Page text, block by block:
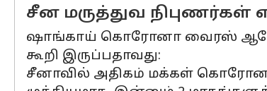
சீன மருத்துவ நிபுணர்கள்
ஷாங்காய் கொரோனா வைரஸ்
கூறி இருப்பதாவது:
சீனாவில் அதிகம் மக்கள்